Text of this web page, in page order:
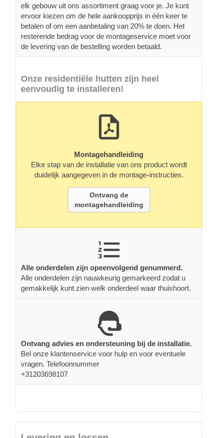
elk gebouw uit ons assortiment graag voor je. Je kunt
ervoor kiezen om de hele aankoopprijs in één keer te
betalen of om een aanbetaling van 20% te doen. Het
resterende bedrag voor de montageservice moet voor
de levering van de bestelling worden betaald.
Onze residentiële hutten zijn heel
eenvoudig te installeren!
Montagehandleiding
Elke stap van de installatie van ons product wordt
duidelijk aangegeven in de montage-instructies.
Ontvang de
montagehandleiding
Alle onderdelen zijn opeenvolgend genummerd.
Alle onderdelen zijn nauwkeurig gemarkeerd zodat u
gemakkelijk kunt zien welk onderdeel waar thuishoort.
Ontvang advies en ondersteuning bij de installatie.
Bel onze klantenservice voor hulp en voor eventuele
vragen. Telefoonnummer
+31203698107